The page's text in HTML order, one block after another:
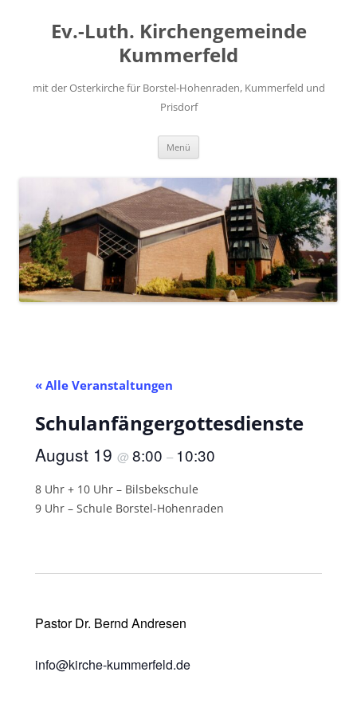
springenEv.-Luth. Kirchengemeinde
Kummerfeld
mit der Osterkirche für Borstel-Hohenraden, Kummerfeld und
Prisdorf
Menü
« Alle Veranstaltungen
Schulanfängergottesdienste
August 19 @ 8:00 – 10:30
8 Uhr + 10 Uhr – Bilsbekschule
9 Uhr – Schule Borstel-Hohenraden
Pastor Dr. Bernd Andresen
info@kirche-kummerfeld.de